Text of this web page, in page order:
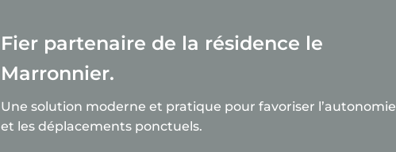
Fier partenaire de la résidence le
Marronnier.
Une solution moderne et pratique pour favoriser l’autonomie
et les déplacements ponctuels.